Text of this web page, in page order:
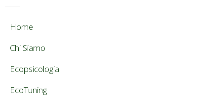
Home
Chi Siamo
Ecopsicologia
EcoTuning